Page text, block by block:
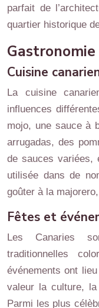
parfait de
quartier historique
Cuisine
La cuisine
influences
mojo, une sauce à
arrugadas, des
de sauces variées,
utilisée dans de
goûter à la
Fêtes et
Les Canaries
traditionnelles
événements ont
valeur la culture,
Parmi les plus